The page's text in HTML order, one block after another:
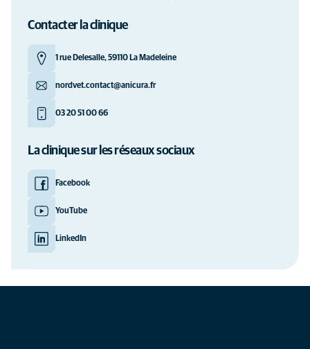
Contacter la clinique
1 rue Delesalle, 59110 La Madeleine
nordvet.contact@anicura.fr
03 20 51 00 66
La clinique sur les réseaux sociaux
Facebook
YouTube
LinkedIn